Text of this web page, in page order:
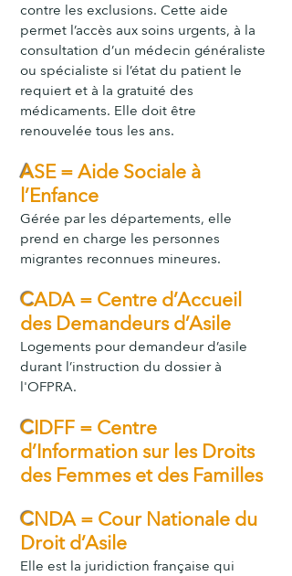
contre les exclusions. Cette aide
permet l’accès aux soins urgents, à la
consultation d’un médecin généraliste
ou spécialiste si l’état du patient le
requiert et à la gratuité des
médicaments. Elle doit être
renouvelée tous les ans.
ASE = Aide Sociale à
l’Enfance
Gérée par les départements, elle
prend en charge les personnes
migrantes reconnues mineures.
CADA = Centre d’Accueil
des Demandeurs d’Asile
Logements pour demandeur d’asile
durant l’instruction du dossier à
l'OFPRA.
CIDFF = Centre
d’Information sur les Droits
des Femmes et des Familles
CNDA = Cour Nationale du
Droit d’Asile
Elle est la juridiction française qui